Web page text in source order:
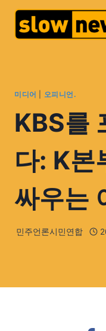
미디어 오피니언.
KBS를
다: K본
싸우는
민주언론시민연합